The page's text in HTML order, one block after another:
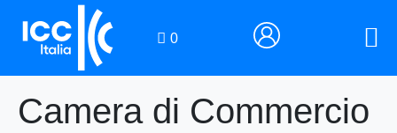
0
Camera di Commercio